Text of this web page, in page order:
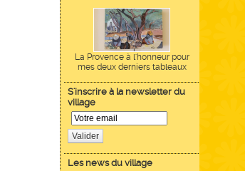
La Provence à l'honneur pour
mes deux derniers tableaux
S'inscrire à la newsletter du
village
Valider
Les news du village